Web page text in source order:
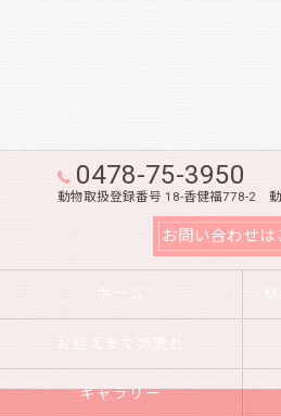
0478-75-3950
動物取扱登録番号 18-香健福778-2
お問い合わせは
ホーム
お迎えまでの流れ
ギャラリー